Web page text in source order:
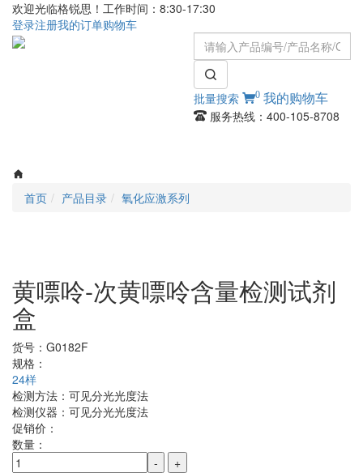
欢迎光临格锐思！工作时间：8:30-17:30
登录注册我的订单购物车
批量搜索 0 我的购物车
服务热线：400-105-8708
首页 产品目录 氧化应激系列
黄嘌呤-次黄嘌呤含量检测试剂
盒
货号： G0182F
规格：
24样
检测方法： 可见分光光度法
检测仪器： 可见分光光度法
促销价：
数量：
-
+